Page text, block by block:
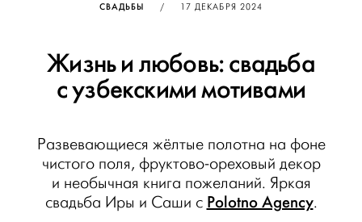
СВАДЬБЫ / ОПУБЛИКОВАНО
17 ДЕКАБРЯ 2024
Жизнь и любовь: свадьба
с узбекскими мотивами
Развевающиеся жёлтые полотна на фоне
чистого поля, фруктово-ореховый декор
и необычная книга пожеланий. Яркая
свадьба Иры и Саши с Polotno Agency.